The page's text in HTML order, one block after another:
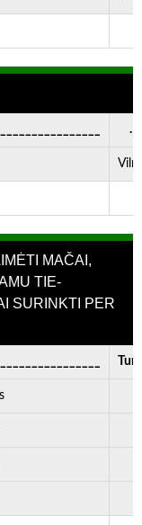
. . .
MAČAI,
TIE-
SURINKTI PER